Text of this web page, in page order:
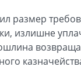
размер
излишне